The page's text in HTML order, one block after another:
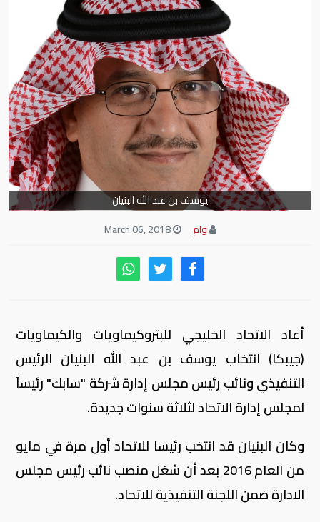
يوسف بن عبد الله البنيان
وام
March 06, 2018
أعاد الاتحاد الخليجي للبتروكيماويات والكيماويات
(جيبكا) انتخاب يوسف بن عبد الله البنيان الرئيس
التنفيذي ونائب رئيس مجلس إدارة شركة "سابك" رئيساً
لمجلس إدارة الاتحاد لثلاثة سنوات جديدة.
وكان البنيان قد انتخب رئيسا للاتحاد أول مرة في مايو
من العام 2016 بعد أن شغل منصب نائب رئيس مجلس
الادارة ضمن اللجنة التنفيذية للاتحاد.